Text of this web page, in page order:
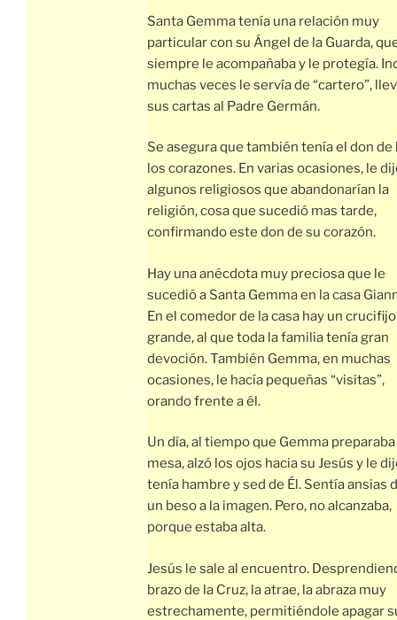
Santa Gemma tenía una relación muy
particular con su Ángel de la Guarda,
siempre le acompañaba y le protegía.
muchas veces le servía de “cartero”,
sus cartas al Padre Germán.
Se asegura que también tenía el don de
los corazones. En varias ocasiones, le
algunos religiosos que abandonarían la
religión, cosa que sucedió mas tarde,
confirmando este don de su corazón.
Hay una anécdota muy preciosa que le
sucedió a Santa Gemma en la casa
En el comedor de la casa hay un crucifijo
grande, al que toda la familia tenía gran
devoción. También Gemma, en muchas
ocasiones, le hacía pequeñas “visitas”,
orando frente a él.
Un día, al tiempo que Gemma preparaba
mesa, alzó los ojos hacia su Jesús y le
tenía hambre y sed de Él. Sentía ansias
un beso a la imagen. Pero, no alcanzaba,
porque estaba alta.
Jesús le sale al encuentro.
brazo de la Cruz, la atrae, la abraza muy
estrechamente, permitiéndole apagar